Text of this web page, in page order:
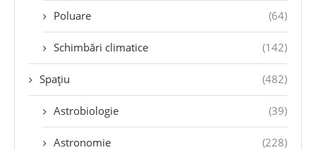
Poluare (64)
Schimbări climatice (142)
Spațiu (482)
Astrobiologie (39)
Astronomie (228)